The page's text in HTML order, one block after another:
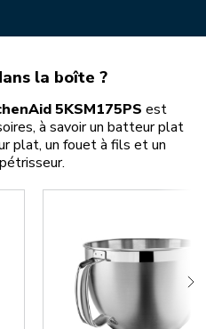
la boîte ?
5KSM175PS est
à savoir un batteur plat
plat, un fouet à fils et un